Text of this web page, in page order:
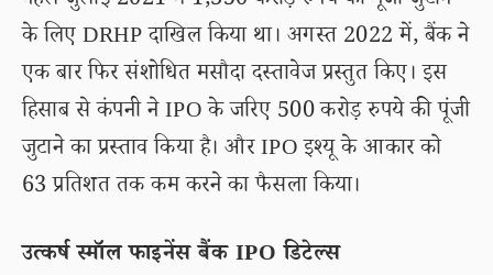
के लिए DRHP दाखिल किया था। अगस्त 2022 में, बैंक ने
एक बार फिर संशोधित मसौदा दस्तावेज प्रस्तुत किए। इस
हिसाब से कंपनी ने IPO के जरिए 500 करोड़ रुपये की पूंजी
जुटाने का प्रस्ताव किया है। और IPO इश्यू के आकार को
63 प्रतिशत तक कम करने का फैसला किया।
उत्कर्ष स्मॉल फाइनेंस बैंक IPO डिटेल्स